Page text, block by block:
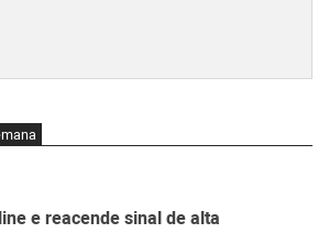
e reacende sinal de alta